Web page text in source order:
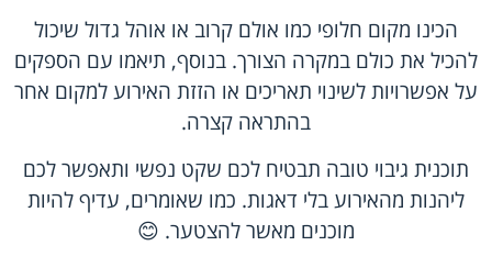
הכינו מקום חלופי כמו אולם קרוב או אוהל גדול שיכול
להכיל את כולם במקרה הצורך. בנוסף, תיאמו עם הספקים
על אפשרויות לשינוי תאריכים או הזזת האירוע למקום אחר
בהתראה קצרה.
תוכנית גיבוי טובה תבטיח לכם שקט נפשי ותאפשר לכם
ליהנות מהאירוע בלי דאגות. כמו שאומרים, עדיף להיות
מוכנים מאשר להצטער. 😊